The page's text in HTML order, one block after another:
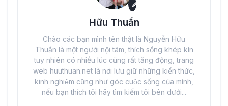
Hữu Thuần
Chào các bạn mình tên thật là Nguyễn Hữu
Thuần là một người nội tâm, thích sống khép kín
tuy nhiên có nhiều lúc cũng rất tăng động, trang
web huuthuan.net là nơi lưu giữ những kiến thức,
kinh nghiệm cũng như góc cuộc sống của mình,
nếu bạn thích tôi hãy tìm kiếm tôi bên dưới...